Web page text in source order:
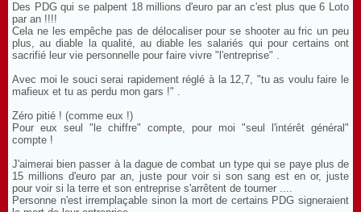
Des PDG qui se palpent 18 millions d'euro par an c'est plus que 6 Loto
par an !!!!
Cela ne les empêche pas de délocaliser pour se shooter au fric un peu
plus, au diable la qualité, au diable les salariés qui pour certains ont
sacrifié leur vie personnelle pour faire vivre "l'entreprise" .
Avec moi le souci serai rapidement réglé à la 12,7, "tu as voulu faire le
mafieux et tu as perdu mon gars !" .
Zéro pitié ! (comme eux !)
Pour eux seul "le chiffre" compte, pour moi "seul l'intérêt général"
compte !
J'aimerai bien passer à la dague de combat un type qui se paye plus de
15 millions d'euro par an, juste pour voir si son sang est en or, juste
pour voir si la terre et son entreprise s'arrêtent de tourner ....
Personne n'est irremplaçable sinon la mort de certains PDG signeraient